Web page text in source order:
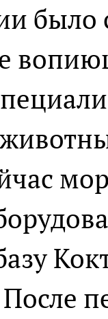
было